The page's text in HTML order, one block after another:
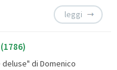
leggi
di Domenico